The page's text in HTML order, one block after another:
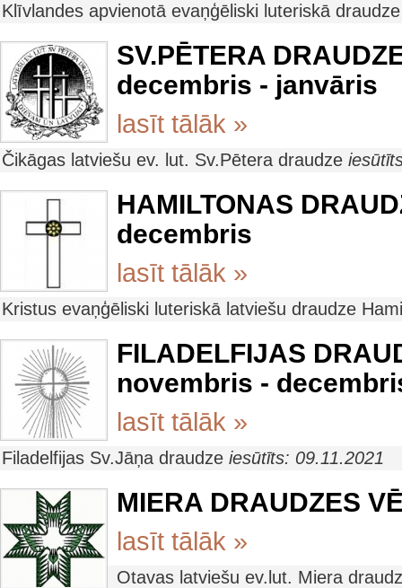
Klīvlandes apvienotā evaņģēliski luteriskā
SV.PĒTERA
decembris - janvāris
lasīt tālāk »
Čikāgas latviešu ev. lut. Sv.Pētera draudze
HAMILTONAS
decembris
lasīt tālāk »
Kristus evaņģēliski luteriskā latviešu draudze
FILADELFIJAS
novembris -
lasīt tālāk »
Filadelfijas Sv.Jāņa draudze iesūtīts: 09.11.2021
MIERA DRAUDZES
lasīt tālāk »
Otavas latviešu ev.lut. Miera